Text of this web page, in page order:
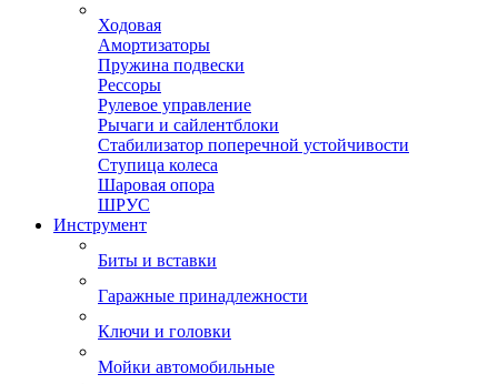
Ходовая
Амортизаторы
Пружина подвески
Рессоры
Рулевое управление
Рычаги и сайлентблоки
Стабилизатор поперечной устойчивости
Ступица колеса
Шаровая опора
ШРУС
Инструмент
Биты и вставки
Гаражные принадлежности
Ключи и головки
Мойки автомобильные